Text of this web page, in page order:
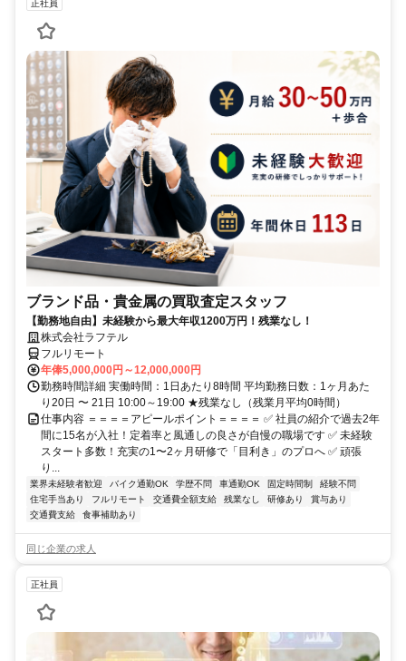
正社員
ブランド品・貴金属の買取査定スタッフ
【勤務地自由】未経験から最大年収1200万円！残業なし！
株式会社ラフテル
フルリモート
年俸5,000,000円～12,000,000円
勤務時間詳細 実働時間：1日あたり8時間 平均勤務日数：1ヶ月あた
り20日 〜 21日 10:00～19:00 ★残業なし（残業月平均0時間）
仕事内容 ＝＝＝＝アピールポイント＝＝＝＝ ✅ 社員の紹介で過去2年
間に15名が入社！定着率と風通しの良さが自慢の職場です ✅ 未経験
スタート多数！充実の1〜2ヶ月研修で「目利き」のプロへ ✅ 頑張
り...
業界未経験者歓迎 バイク通勤OK 学歴不問 車通勤OK 固定時間制
経験不問
住宅手当あり
フルリモート 交通費全額支給 残業なし 研修あり
賞与あり
交通費支給
食事補助あり
同じ企業の求人
正社員